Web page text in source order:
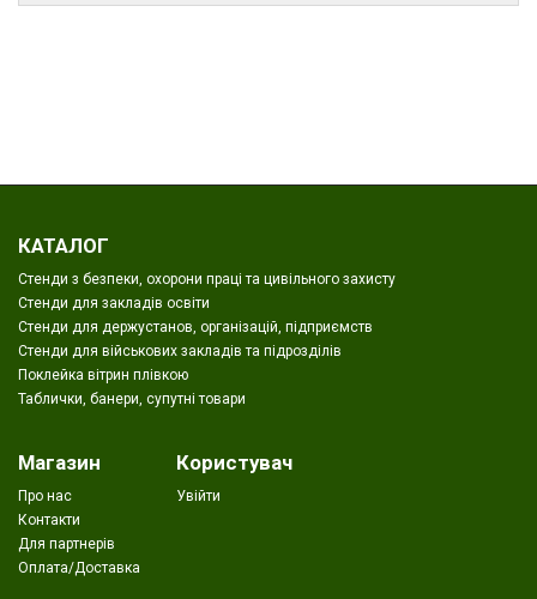
КАТАЛОГ
Стенди з безпеки, охорони праці та цивільного захисту
Стенди для закладів освіти
Стенди для держустанов, організацій, підприємств
Стенди для військових закладів та підрозділів
Поклейка вітрин плівкою
Таблички, банери, супутні товари
Магазин
Про нас
Контакти
Для партнерів
Оплата/Доставка
Користувач
Увійти